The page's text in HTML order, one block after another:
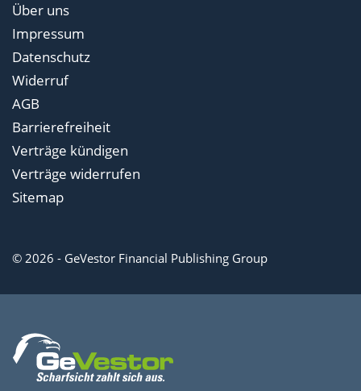
Über uns
Impressum
Datenschutz
Widerruf
AGB
Barrierefreiheit
Verträge kündigen
Verträge widerrufen
Sitemap
© 2026 - GeVestor Financial Publishing Group